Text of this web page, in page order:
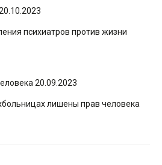
психиатров против жизни
20.09.2023
лишены прав человека